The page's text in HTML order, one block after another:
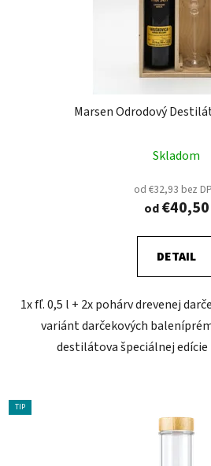
Marsen Odrodový
Skladom
od €32,93 bez
od€40,50
DETAIL
1x fľ. 0,5 l + 2x pohárv drevenej
variánt darčekových
destilátova špeciálnej edície
TIP